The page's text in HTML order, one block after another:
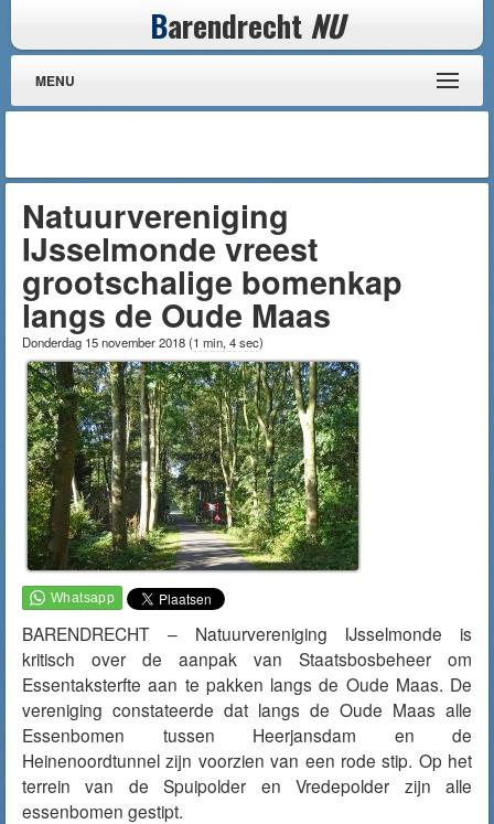
Barendrecht NU
MENU
Natuurvereniging
IJsselmonde vreest
grootschalige bomenkap
langs de Oude Maas
Donderdag 15 november 2018(1 min, 4 sec)
BARENDRECHT – Natuurvereniging IJsselmonde is
kritisch over de aanpak van Staatsbosbeheer om
Essentaksterfte aan te pakken langs de Oude Maas. De
vereniging constateerde dat langs de Oude Maas alle
Essenbomen tussen Heerjansdam en de
Heinenoordtunnel zijn voorzien van een rode stip. Op het
terrein van de Spuipolder en Vredepolder zijn alle
essenbomen gestipt.